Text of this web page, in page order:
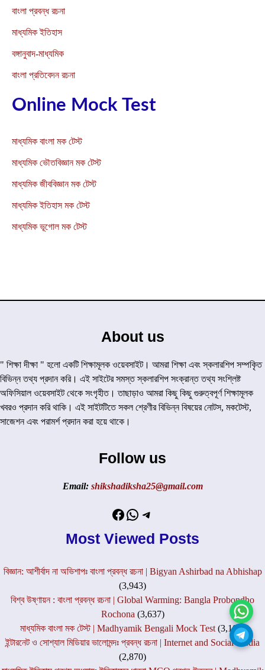
বাংলা প্রবন্ধ রচনা
মাধ্যমিক ইতিহাস
বঙ্গানুবাদ-মাধ্যমিক
বাংলা প্রতিবেদন রচনা
Online Mock Test
মাধ্যমিক বাংলা মক টেস্ট
মাধ্যমিক ভৌতবিজ্ঞান মক টেস্ট
মাধ্যমিক জীববিজ্ঞান মক টেস্ট
মাধ্যমিক ইতিহাস মক টেস্ট
মাধ্যমিক ভূগোল মক টেস্ট
About us
" শিক্ষা দীক্ষা " হলো একটি শিক্ষামূলক ওয়েবসাইট। আমরা শিক্ষা এবং স্কলারশিপ সম্পকৃিত
বিভিন্ন তথ্য প্রদান করি। এই সাইটের সমস্ত স্কলারশিপ সংক্রান্ত তথ্য সংশ্লিষ্ট
অফিসিয়াল ওয়েবসাইট থেকে সংগৃহীত। তাছাড়াও আমরা কিছু কিছু গুরুত্বপূর্ণ শিক্ষামূলক
খবরও প্রদান করি থাকি। এই সাইটটিতে সকল শ্রেণীর বিভিন্ন বিষয়ের নোটস, মকটেস্ট,
সাজেশন এবং পরামর্শ প্রদান করা হয়ে থাকে।
Follow us
Email: shikshadiksha25@gmail.com
Facebook
WhatsApp
Telegram
Most Viewed Posts
বিজ্ঞান: আশীর্বাদ না অভিশাপঃ বাংলা প্রবন্ধ রচনা | Bigyan Ashirbad na Abhishap
(3,943)
বিশ্ব উষ্ণায়ন : বাংলা প্রবন্ধ রচনা | Global Warming: Bangla Probondho
Rochona (3,637)
মাধ্যমিক বাংলা মক টেস্ট | Madhyamik Bengali Mock Test (3,106)
ইন্টারনেট ও সোশ্যাল মিডিয়ার ভালোমন্দঃ প্রবন্ধ রচনা | Internet and Social Media
(2,870)